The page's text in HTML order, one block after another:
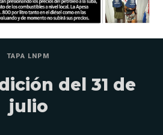
TAPA LNPM
del 31 de
julio